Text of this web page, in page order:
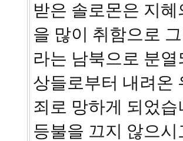
받은 솔로몬은 지
을 많이 취함으로
라는 남북으로 분
상들로부터 내려온
죄로 망하게 되었
등불을 끄지 않으